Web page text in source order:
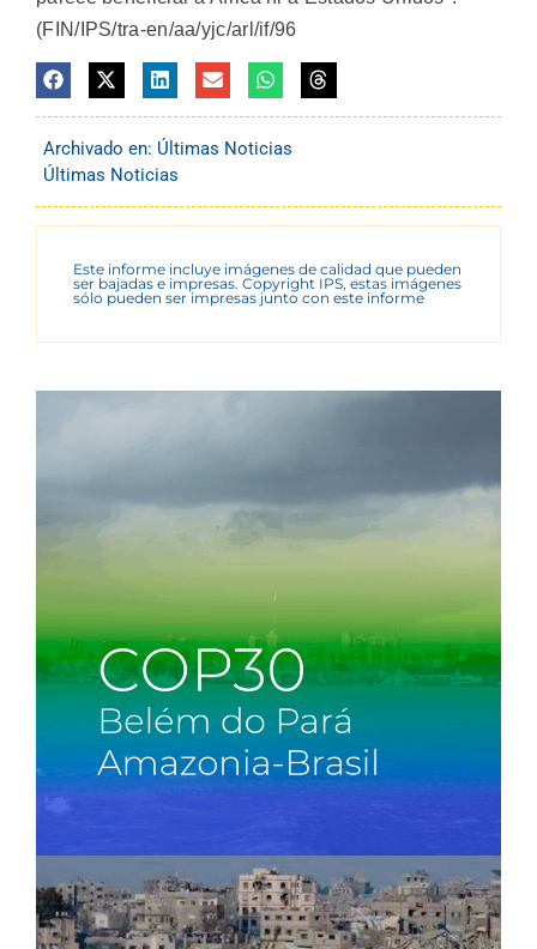
(FIN/IPS/tra-en/aa/yjc/arl/if/96
Archivado en: Últimas Noticias
Últimas Noticias
Este informe incluye imágenes de calidad que pueden
ser bajadas e impresas. Copyright IPS, estas imágenes
sólo pueden ser impresas junto con este informe